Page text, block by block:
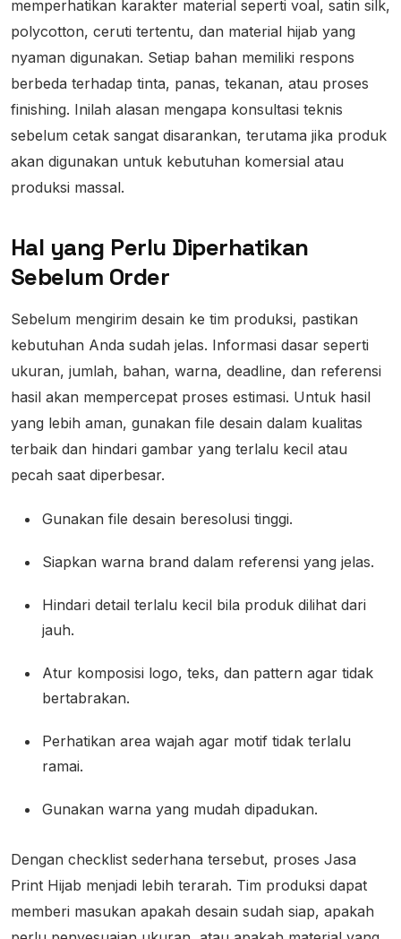
memperhatikan karakter material seperti voal, satin silk,
polycotton, ceruti tertentu, dan material hijab yang
nyaman digunakan. Setiap bahan memiliki respons
berbeda terhadap tinta, panas, tekanan, atau proses
finishing. Inilah alasan mengapa konsultasi teknis
sebelum cetak sangat disarankan, terutama jika produk
akan digunakan untuk kebutuhan komersial atau
produksi massal.
Hal yang Perlu Diperhatikan
Sebelum Order
Sebelum mengirim desain ke tim produksi, pastikan
kebutuhan Anda sudah jelas. Informasi dasar seperti
ukuran, jumlah, bahan, warna, deadline, dan referensi
hasil akan mempercepat proses estimasi. Untuk hasil
yang lebih aman, gunakan file desain dalam kualitas
terbaik dan hindari gambar yang terlalu kecil atau
pecah saat diperbesar.
Gunakan file desain beresolusi tinggi.
Siapkan warna brand dalam referensi yang jelas.
Hindari detail terlalu kecil bila produk dilihat dari
jauh.
Atur komposisi logo, teks, dan pattern agar tidak
bertabrakan.
Perhatikan area wajah agar motif tidak terlalu
ramai.
Gunakan warna yang mudah dipadukan.
Dengan checklist sederhana tersebut, proses Jasa
Print Hijab menjadi lebih terarah. Tim produksi dapat
memberi masukan apakah desain sudah siap, apakah